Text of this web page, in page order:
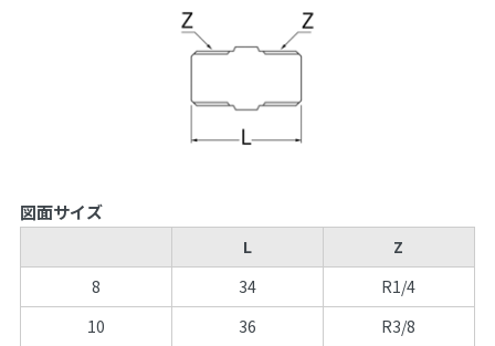
図面サイズ
L
Z
8
34
R1/4
10
36
R3/8